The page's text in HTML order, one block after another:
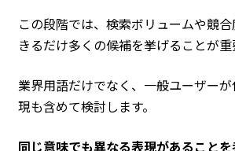
この段階では、検索ボリュームや競
きるだけ多くの候補を挙げることが重
業界用語だけでなく、一般ユーザー
現も含めて検討します。
同じ意味でも異なる表現があること